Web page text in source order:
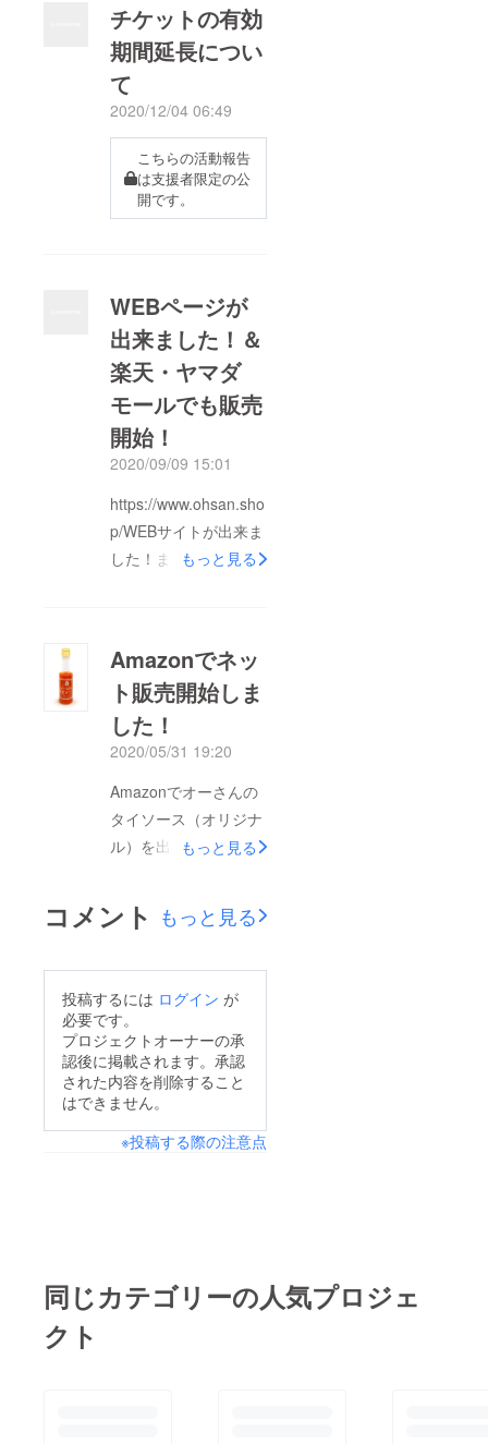
チケットの有効
期間延長につい
て
2020/12/04 06:49
こちらの活動報告
は支援者限定の公
開です。
WEBページが
出来ました！＆
楽天・ヤマダ
モールでも販売
開始！
2020/09/09 15:01
https://www.ohsan.sho
p/WEBサイトが出来ま
した！また、楽天やヤ
入いただけるようにな
りました。WEBサイト
の購入はこちらから各
サイトに行くことがで
で人気のカオマンガイ
ソースも新商品として
販売開始予定です。引
いします！
もっと見る
Amazonでネッ
ト販売開始しま
した！
2020/05/31 19:20
Amazonでオーさんの
タイソース（オリジナ
ル）を出品しました。
https://www.amazon.c
o.jp/gp/product/B0888
smid=A1020HFJULTD
WB気に入っていただ
けた方は、リピートい
ただけたら嬉しいで
ターの方用に500ml の
もっと見る
コメント もっと見る
投稿するには ログイン が
必要です。
プロジェクトオーナーの承
認後に掲載されます。承認
された内容を削除すること
はできません。
※投稿する際の注意点
同じカテゴリーの人気プロジェ
クト